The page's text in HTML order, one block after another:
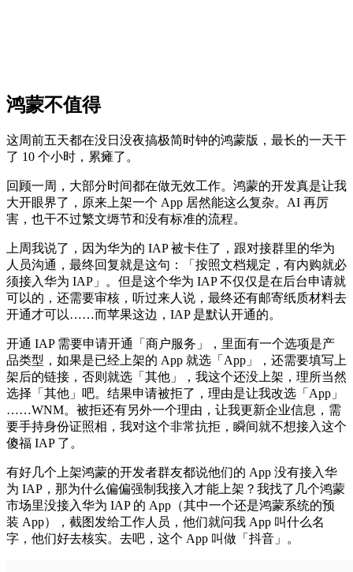
鸿蒙不值得
这周前五天都在没日没夜搞极简时钟的鸿蒙版，最长的一天干
了 10 个小时，累瘫了。
回顾一周，大部分时间都在做无效工作。鸿蒙的开发真是让我
大开眼界了，原来上架一个 App 居然能这么复杂。AI 再厉
害，也干不过繁文缛节和没有标准的流程。
上周我说了，因为华为的 IAP 被卡住了，跟对接群里的华为
人员沟通，最终回复就是这句：「按照文档规定，有内购就必
须接入华为 IAP」。但是这个华为 IAP 不仅仅是在后台申请就
可以的，还需要审核，听过来人说，最终还有邮寄纸质材料去
开通才可以……而苹果这边，IAP 是默认开通的。
开通 IAP 需要申请开通「商户服务」，里面有一个选项是产
品类型，如果是已经上架的 App 就选「App」，还需要填写上
架后的链接，否则就选「其他」，我这个还没上架，理所当然
选择「其他」吧。结果申请被拒了，理由是让我改选「App」
……WNM。被拒还有另外一个理由，让我更新企业信息，需
要手持身份证照相，我对这个非常抗拒，瞬间就不想接入这个
傻福 IAP 了。
有好几个上架鸿蒙的开发者群友都说他们的 App 没有接入华
为 IAP，那为什么偏偏强制我接入才能上架？我找了几个鸿蒙
市场里没接入华为 IAP 的 App（其中一个还是鸿蒙系统的预
装 App），截图发给工作人员，他们就问我 App 叫什么名
字，他们好去核实。去吧，这个 App 叫做「抖音」。